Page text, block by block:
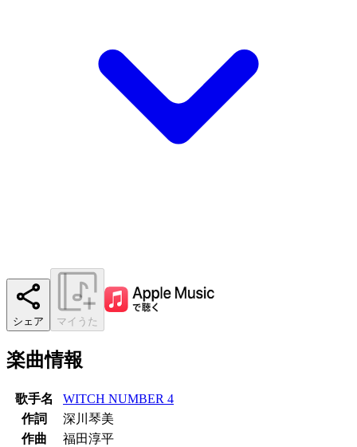
シェア マイうた
楽曲情報
歌手名
WITCH NUMBER 4
作詞
深川琴美
作曲
福田淳平